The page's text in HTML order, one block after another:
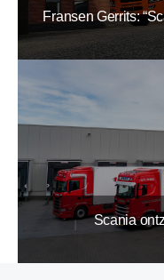
Fransen Gerrits:
Scania